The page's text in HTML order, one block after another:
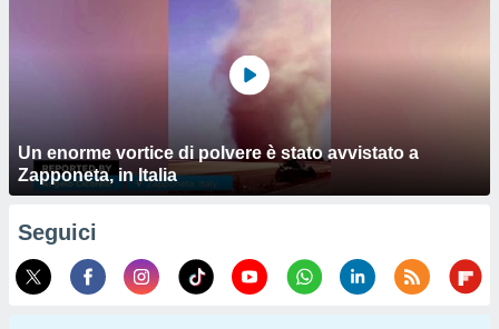
Un enorme vortice di polvere è stato avvistato a
Zapponeta, in Italia
Seguici